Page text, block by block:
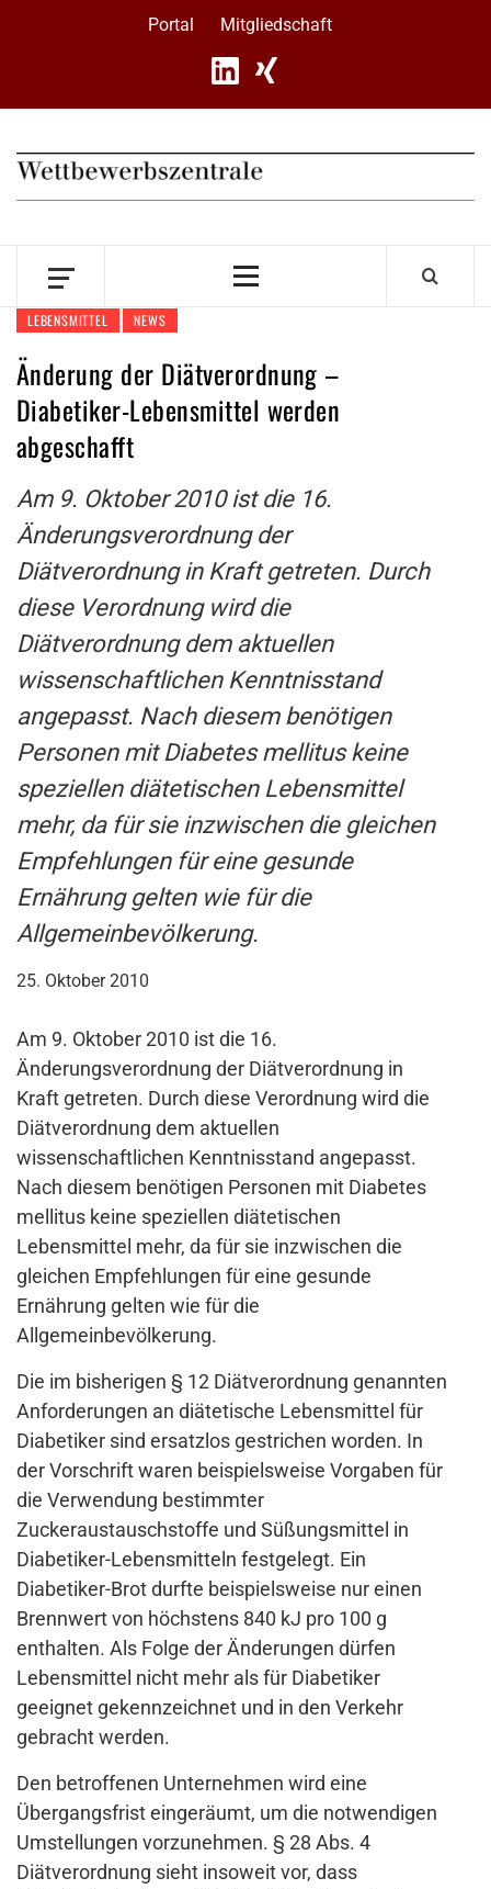
Portal Mitgliedschaft
Primary
LEBENSMITTEL NEWS
Änderung der Diätverordnung –
Diabetiker-Lebensmittel werden
abgeschafft
Am 9. Oktober 2010 ist die 16.
Änderungsverordnung der
Diätverordnung in Kraft getreten. Durch
diese Verordnung wird die
Diätverordnung dem aktuellen
wissenschaftlichen Kenntnisstand
angepasst. Nach diesem benötigen
Personen mit Diabetes mellitus keine
speziellen diätetischen Lebensmittel
mehr, da für sie inzwischen die gleichen
Empfehlungen für eine gesunde
Ernährung gelten wie für die
Allgemeinbevölkerung.
25. Oktober 2010
Am 9. Oktober 2010 ist die 16.
Änderungsverordnung der Diätverordnung in
Kraft getreten. Durch diese Verordnung wird die
Diätverordnung dem aktuellen
wissenschaftlichen Kenntnisstand angepasst.
Nach diesem benötigen Personen mit Diabetes
mellitus keine speziellen diätetischen
Lebensmittel mehr, da für sie inzwischen die
gleichen Empfehlungen für eine gesunde
Ernährung gelten wie für die
Allgemeinbevölkerung.
Die im bisherigen § 12 Diätverordnung genannten
Anforderungen an diätetische Lebensmittel für
Diabetiker sind ersatzlos gestrichen worden. In
der Vorschrift waren beispielsweise Vorgaben für
die Verwendung bestimmter
Zuckeraustauschstoffe und Süßungsmittel in
Diabetiker-Lebensmitteln festgelegt. Ein
Diabetiker-Brot durfte beispielsweise nur einen
Brennwert von höchstens 840 kJ pro 100 g
enthalten. Als Folge der Änderungen dürfen
Lebensmittel nicht mehr als für Diabetiker
geeignet gekennzeichnet und in den Verkehr
gebracht werden.
Den betroffenen Unternehmen wird eine
Übergangsfrist eingeräumt, um die notwendigen
Umstellungen vorzunehmen. § 28 Abs. 4
Diätverordnung sieht insoweit vor, dass